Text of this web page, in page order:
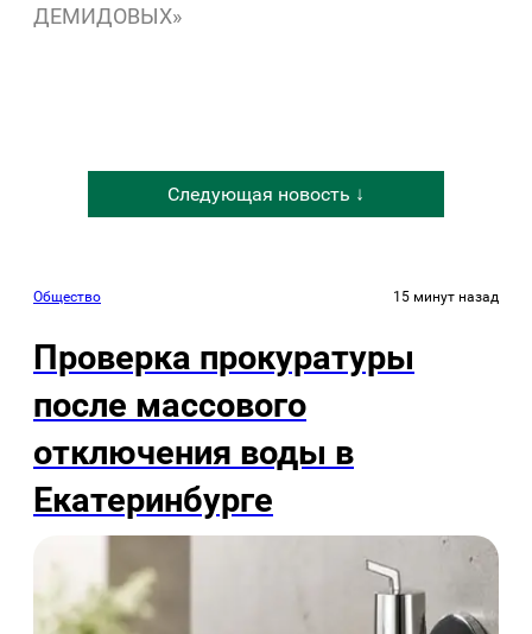
ДЕМИДОВЫХ»
Следующая новость ↓
Общество 15 минут назад
Проверка прокуратуры
после массового
отключения воды в
Екатеринбурге